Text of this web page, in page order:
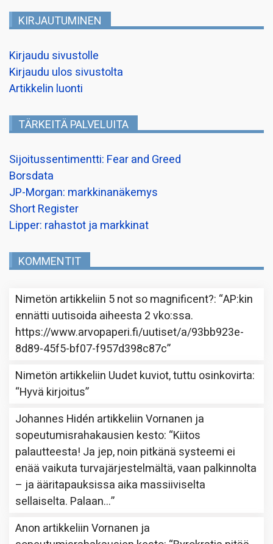
KIRJAUTUMINEN
Kirjaudu sivustolle
Kirjaudu ulos sivustolta
Artikkelin luonti
TÄRKEITÄ PALVELUITA
Sijoitussentimentti: Fear and Greed
Borsdata
JP-Morgan: markkinanäkemys
Short Register
Lipper: rahastot ja markkinat
KOMMENTIT
Nimetön artikkeliin 5 not so magnificent?: “AP:kin
ennätti uutisoida aiheesta 2 vko:ssa.
https://www.arvopaperi.fi/uutiset/a/93bb923e-
8d89-45f5-bf07-f957d398c87c”
Nimetön artikkeliin Uudet kuviot, tuttu osinkovirta:
“Hyvä kirjoitus”
Johannes Hidén artikkeliinVornanen ja
sopeutumisrahakausien kesto: “Kiitos
palautteesta! Ja jep, noin pitkänä systeemi ei
enää vaikuta turvajärjestelmältä, vaan palkinnolta
– ja ääritapauksissa aika massiiviselta
sellaiselta. Palaan…”
Anon artikkeliinVornanen ja